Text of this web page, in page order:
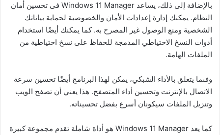
بالإضافة إلى ذلك، يساعد Windows 11 Manager فى تحسين أمان
النظام. يمكنك إدارة إعدادات الأمان والخصوصية لحماية بياناتك
الشخصية ومنع الوصول غير المصرح به. كما يمكنك أيضًا استخدام
أدوات النسخ الاحتياطي المدمجة للحفاظ على نسخ احتياطية من
الملفات الهامة.
وفىما يتعلق بالأداء الشبكي، يمكن لهذا البرنامج أيضًا تحسين سرعة
الاتصال بالإنترنت وتحسين أداء المتصفح. هذا يعني أن تصفح الويب
وتنزيل الملفات سيكونان أسرع بفضل تحسيناته.
كما يعد Windows 11 Manager هو أداة شاملة تقدم مجموعة كبيرة